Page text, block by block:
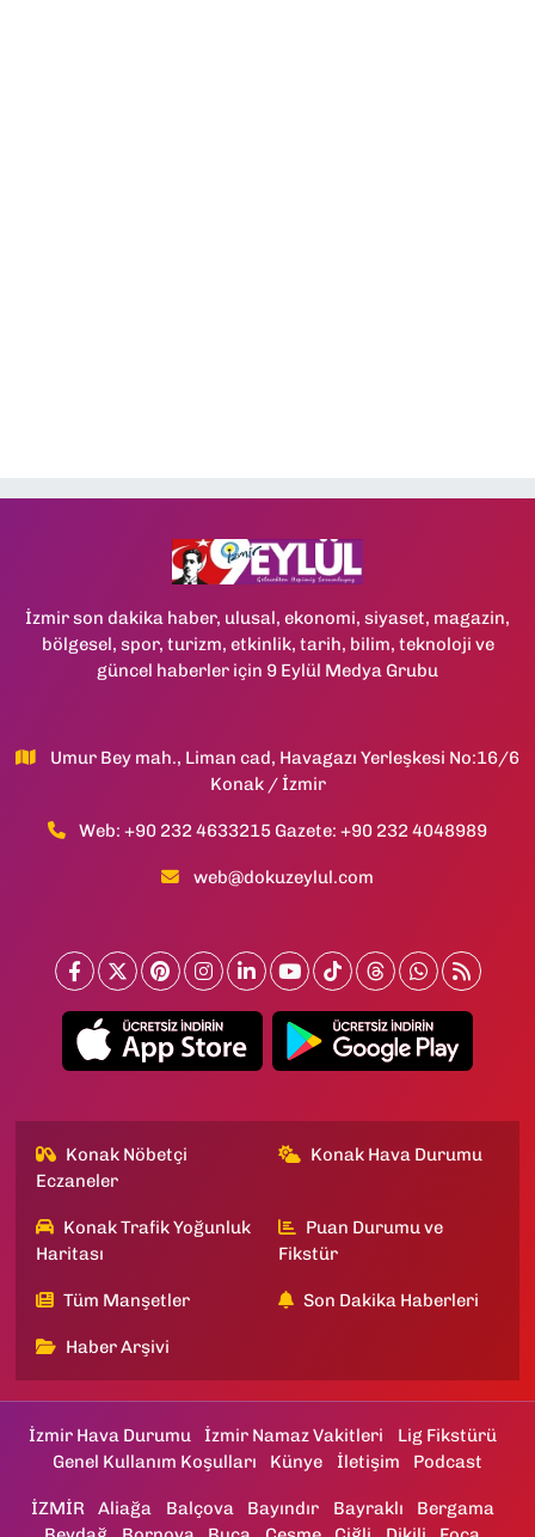
İzmir son dakika haber, ulusal, ekonomi, siyaset, magazin,
bölgesel, spor, turizm, etkinlik, tarih, bilim, teknoloji ve
güncel haberler için 9 Eylül Medya Grubu
Umur Bey mah., Liman cad, Havagazı Yerleşkesi No:16/6
Konak / İzmir
Web: +90 232 4633215 Gazete: +90 232 4048989
web@dokuzeylul.com
Konak Nöbetçi
Eczaneler
Konak Hava Durumu
Konak Trafik Yoğunluk
Haritası
Puan Durumu ve
Fikstür
Tüm Manşetler Son Dakika Haberleri
Haber Arşivi
İzmir Hava Durumu İzmir Namaz Vakitleri
Lig Fikstürü
Genel Kullanım Koşulları
Künye İletişim Podcast
İZMİR Aliağa Balçova Bayındır Bayraklı
Bergama